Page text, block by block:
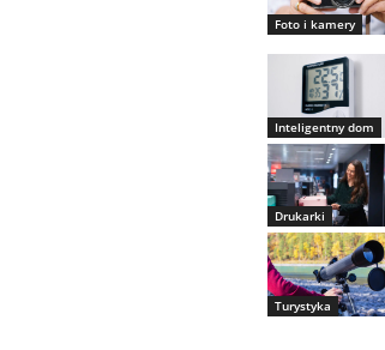
Foto i kamery
Inteligentny dom
Drukarki
Turystyka